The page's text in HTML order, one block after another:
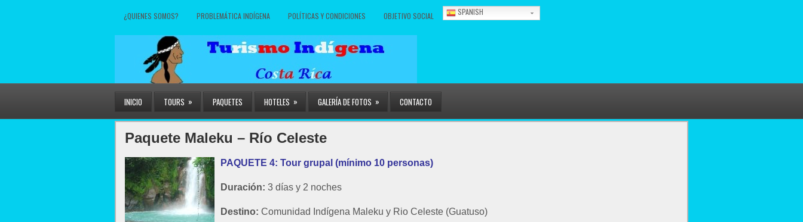
¿QUIENES SOMOS? PROBLEMÁTICA INDÍGENA POLÍTICAS Y CONDICIONES OBJETIVO SOCIAL SPANISH
INICIO TOURS » PAQUETES HOTELES » GALERÍA DE FOTOS » CONTACTO
Paquete Maleku – Río Celeste
PAQUETE 4: Tour grupal (mínimo 10 personas)
Duración: 3 días y 2 noches
Destino: Comunidad Indígena Maleku y Rio Celeste (Guatuso)